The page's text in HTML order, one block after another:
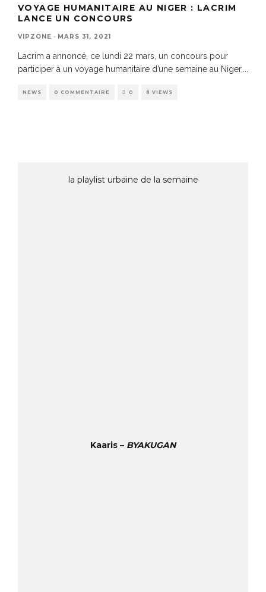
VOYAGE HUMANITAIRE AU NIGER : LACRIM
LANCE UN CONCOURS
VIPZONE · MARS 31, 2021
Lacrim a annoncé, ce lundi 22 mars, un concours pour
participer à un voyage humanitaire d’une semaine au Niger,
NEWS 0 COMMENTAIRE 0 8 VIEWS
la playlist urbaine de la semaine
Kaaris – BYAKUGAN